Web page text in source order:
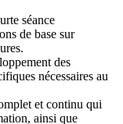
séance
de base sur
des
nécessaires au
et continu qui
ainsi que